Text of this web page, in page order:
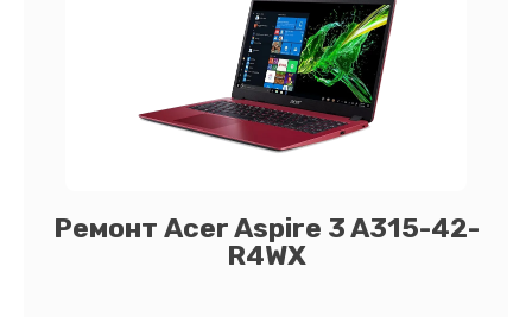
Ремонт Acer Aspire 3 A315-42-
R4WX